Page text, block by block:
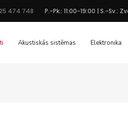
474 748 P.-Pk.: 11:00-19:00 | S.-Sv.:
Akustiskās sistēmas Elektronika